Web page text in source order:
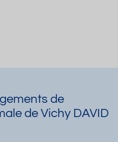
de
de Vichy DAVID